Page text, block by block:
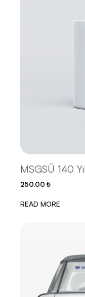
MSGSÜ 140
250.00 ₺
READ MORE